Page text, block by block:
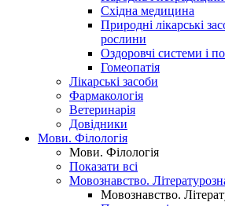
Східна медицина
Природні лікарські
рослини
Оздоровчі системи і
Гомеопатія
Лікарські засоби
Фармакологія
Ветеринарія
Довідники
Мови. Філологія
Мови. Філологія
Показати всі
Мовознавство.
Мовознавство.